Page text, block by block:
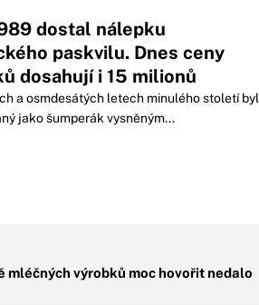
dostal nálepku
paskvilu. Dnes ceny
dosahují i 15 milionů
a osmdesátých letech minulého století byl
jako šumperák vysněným...
mléčných výrobků moc hovořit nedalo